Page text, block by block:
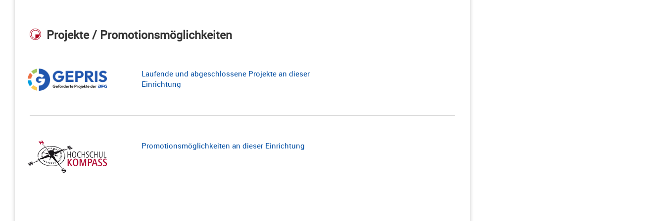
Projekte / Promotionsmöglichkeiten
Laufende und abgeschlossene Projekte an dieser
Einrichtung
Promotionsmöglichkeiten an dieser Einrichtung